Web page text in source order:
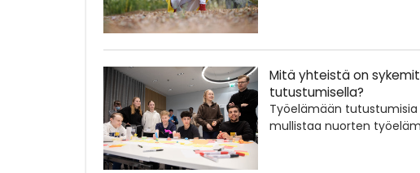
Mitä yhteistä on
tutustumisella?
Työelämään tutustumisia
mullistaa nuorten